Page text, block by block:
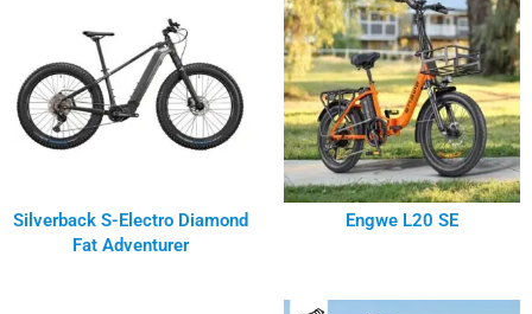
Silverback S-Electro Diamond
Fat Adventurer
Engwe L20 SE